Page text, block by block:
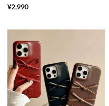
¥2,990